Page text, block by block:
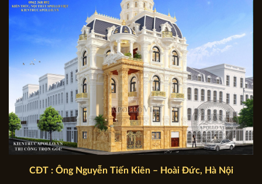
CĐT : Ông Nguyễn Tiến Kiên – Hoài Đức, Hà Nội